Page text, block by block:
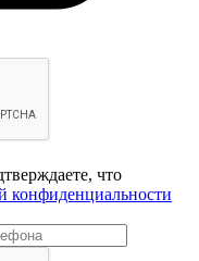
что
конфиденциальности